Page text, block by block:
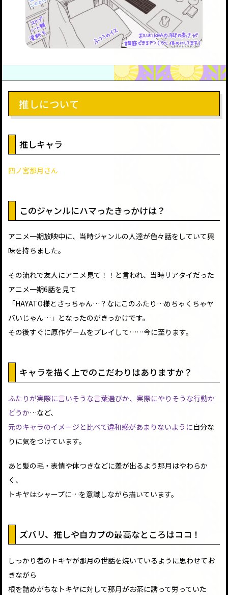
推しについて
推しキャラ
四ノ宮那月さん
このジャンルにハマったきっかけは？
アニメ一期放映中に、当時ジャンルの人達が色々話をしていて興
味を持ちました。
その流れで友人にアニメ見て！！と言われ、当時リアタイだった
アニメ一期6話を見て
「HAYATO様とさっちゃん…？なにこのふたり…めちゃくちゃヤ
バいじゃん…」となったのがきっかけです。
その後すぐに原作ゲームをプレイして……今に至ります。
キャラを描く上でのこだわりはありますか？
ふたりが実際に言いそうな言葉選びか、実際にやりそうな行動か
どうか…など、
元のキャラのイメージと比べて違和感があまりないように自分な
りに気をつけています。
あと髪の毛・表情や体つきなどに差が出るよう那月はやわらか
く、
トキヤはシャープに…を意識しながら描いています。
ズバリ、推しや自カプの最高なところはココ！
しっかり者のトキヤが那月の世話を焼いているように思わせてお
きながら
根を詰めがちなトキヤに対して那月がお茶に誘って労っていた